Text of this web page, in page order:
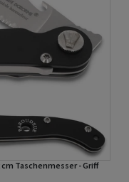
cm Taschenmesser - Griff